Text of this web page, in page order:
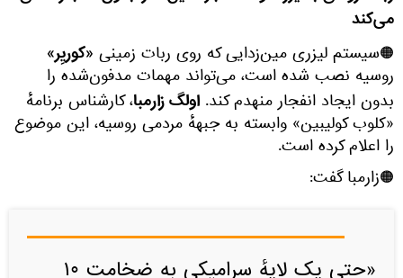
می‌کند
🟠سیستم لیزری مین‌زدایی که روی ربات زمینی «کوریِر»
روسیه نصب شده است، می‌تواند مهمات مدفون‌شده را
بدون ایجاد انفجار منهدم کند. اولگ زارمبا، کارشناس برنامهٔ
«کلوب کولیبین» وابسته به جبههٔ مردمی روسیه، این موضوع
را اعلام کرده است.
🟠زارمبا گفت: